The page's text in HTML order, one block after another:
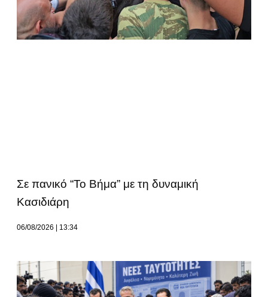
Σε πανικό “Το Βήμα” με τη δυναμική
Κασιδιάρη
06/08/2026 13:34